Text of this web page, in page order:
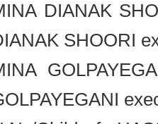
MINA DIANAK
DIANAK
MINA
GOLPAYEGANI